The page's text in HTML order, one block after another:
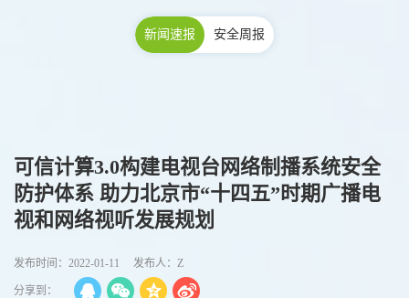
新闻速报 安全周报
可信计算3.0构建电视台网络制播系统安全
防护体系 助力北京市“十四五”时期广播电
视和网络视听发展规划
发布时间：2022-01-11 发布人：Z
分享到：